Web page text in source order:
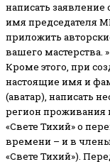
написать
имя председателя
приложить
вашего мастерства. »
Кроме этого, при
настоящие имя и
(аватар), написать
регион
«Свете Тихий» о
времени – и в
«Свете Тихий»).